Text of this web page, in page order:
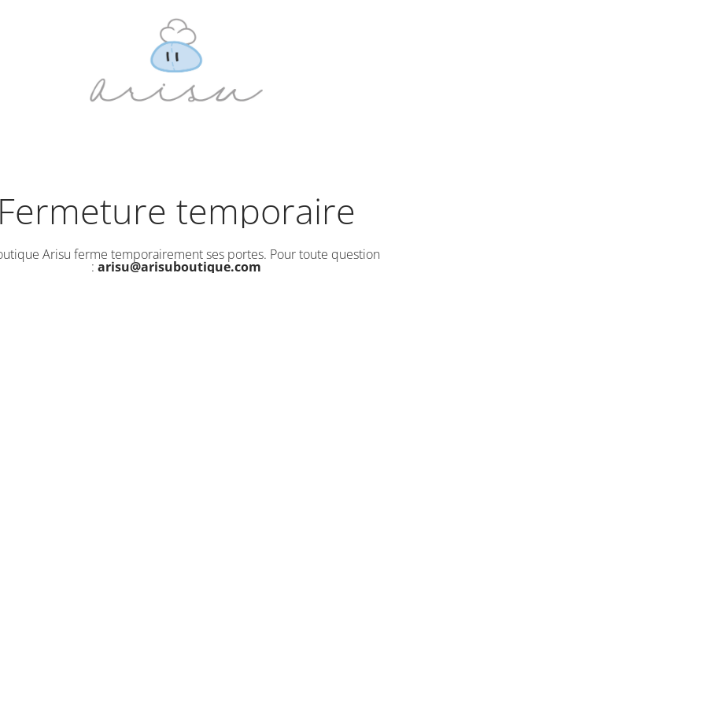
temporaire
Arisu ferme temporairement ses portes. Pour toute question
: arisu@arisuboutique.com